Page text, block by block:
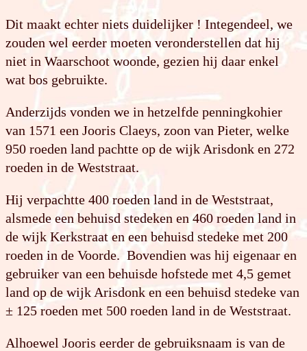
Dit maakt echter niets duidelijker ! Integendeel, we
zouden wel eerder moeten veronderstellen dat hij
niet in Waarschoot woonde, gezien hij daar enkel
wat bos gebruikte.
Anderzijds vonden we in hetzelfde penningkohier
van 1571 een Jooris Claeys, zoon van Pieter, welke
950 roeden land pachtte op de wijk Arisdonk en 272
roeden in de Weststraat.
Hij verpachtte 400 roeden land in de Weststraat,
alsmede een behuisd stedeken en 460 roeden land in
de wijk Kerkstraat en een behuisd stedeke met 200
roeden in de Voorde. Bovendien was hij eigenaar en
gebruiker van een behuisde hofstede met 4,5 gemet
land op de wijk Arisdonk en een behuisd stedeke van
± 125 roeden met 500 roeden land in de Weststraat.
Alhoewel Jooris eerder de gebruiksnaam is van de